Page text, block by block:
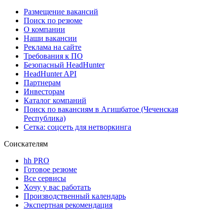
Размещение вакансий
Поиск по резюме
О компании
Наши вакансии
Реклама на сайте
Требования к ПО
Безопасный HeadHunter
HeadHunter API
Партнерам
Инвесторам
Каталог компаний
Поиск по вакансиям в Агишбатое (Чеченская
Республика)
Сетка: соцсеть для нетворкинга
Соискателям
hh PRO
Готовое резюме
Все сервисы
Хочу у вас работать
Производственный календарь
Экспертная рекомендация